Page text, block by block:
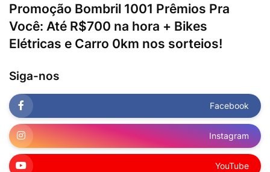
Promoção Bombril 1001 Prêmios Pra
Você: Até R$700 na hora + Bikes
Elétricas e Carro 0km nos sorteios!
Siga-nos
Facebook
Instagram
YouTube